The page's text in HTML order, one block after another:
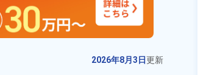
2026年8月3日更新
派遣社員
お仕事No.11475-
06
2026年8月3日
医療系製品の部品加工業務！土日
祝休み★日勤専属＆年間休日132